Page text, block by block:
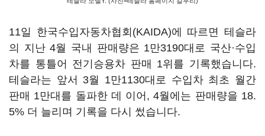
11일 한국수입자동차협회(KAIDA)에 따르면 테슬라
의 지난 4월 국내 판매량은 1만3190대로 국산·수입
차를 통틀어 전기승용차 판매 1위를 기록했습니다.
테슬라는 앞서 3월 1만1130대로 수입차 최초 월간
판매 1만대를 돌파한 데 이어, 4월에는 판매량을 18.
5% 더 늘리며 기록을 다시 썼습니다.